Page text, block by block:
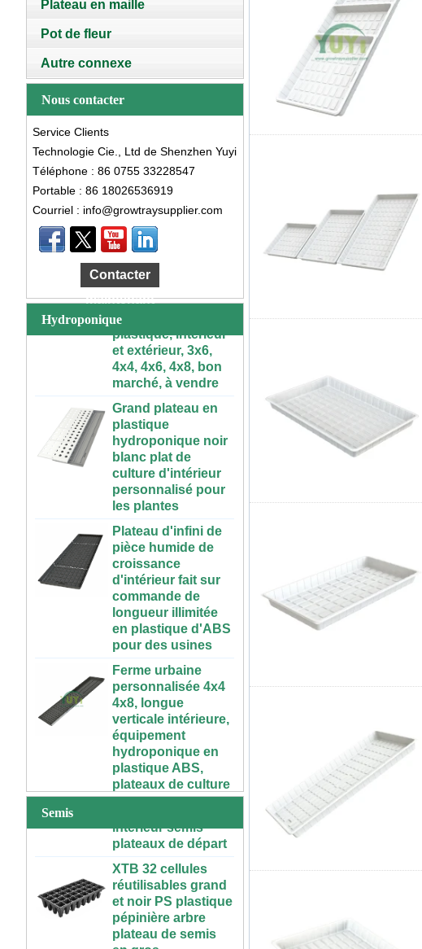
Plateau en maille
Pot de fleur
Autre connexe
Nous contacter
Service Clients
Technologie Cie., Ltd de Shenzhen Yuyi
Téléphone : 86 0755 33228547
Portable : 86 18026536919
Courriel : info@growtraysupplier.com
Contacter
maintenant
Hydroponique
Grande Table de
culture
hydroponique
roulante en
plastique, intérieur
4x4, 4x6, 4x8, bon
marché, à vendre
Grand plateau en
plastique
hydroponique noir
blanc plat de
culture d'intérieur
personnalisé pour
les plantes
Plateau d'infini de
pièce humide de
croissance
d'intérieur fait sur
commande de
longueur illimitée
en plastique d'ABS
pour des usines
Ferme urbaine
personnalisée 4x4
4x8, longue
verticale intérieure,
équipement
hydroponique en
plastique ABS,
plateaux de culture
agricoles avec
couverture de
50 70 100 gallons
ABS réservoir
d'éléments nutritifs
à l'intérieur en
plastique réservoir
hydroponique avec
couvercle
Semis
72 cellules pas cher
tomate brocoli
courge aubergine
noir PS plastique
XTB 32 cellules
réutilisables grand
et noir PS plastique
pépinière arbre
plateau de semis
en gros